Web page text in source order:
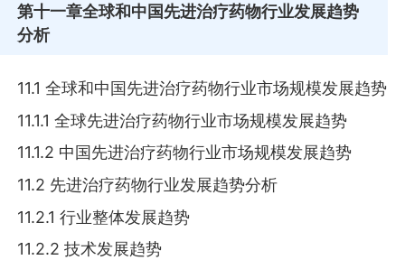
第十一章全球和中国先进治疗药物行业发展趋势
分析
11.1 全球和中国先进治疗药物行业市场规模发展趋势
11.1.1 全球先进治疗药物行业市场规模发展趋势
11.1.2 中国先进治疗药物行业市场规模发展趋势
11.2 先进治疗药物行业发展趋势分析
11.2.1 行业整体发展趋势
11.2.2 技术发展趋势